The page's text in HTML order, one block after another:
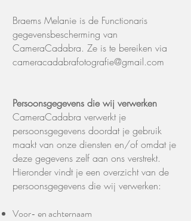
Braems Melanie is de Functionaris
gegevensbescherming van
CameraCadabra. Ze is te bereiken via
cameracadabrafotografie@gmail.com
Persoonsgegevens die wij verwerken
CameraCadabra verwerkt je
persoonsgegevens doordat je gebruik
maakt van onze diensten en/of omdat je
deze gegevens zelf aan ons verstrekt.
Hieronder vindt je een overzicht van de
persoonsgegevens die wij verwerken:
Voor- en achternaam